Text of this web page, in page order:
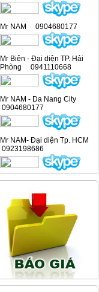
Mr NAM 0904680177
Mr Biên - Đại diện TP. Hải
Phòng 0941110668
Mr NAM - Da Nang City
0904680177
Mr NAM- Đại diện Tp. HCM
0923198686